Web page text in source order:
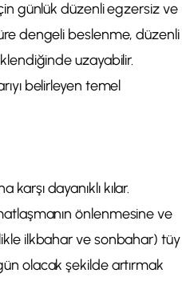
günlük düzenli egzersiz ve
dengeli beslenme, düzenli
uzayabilir.
belirleyen temel
dayanıklı kılar.
önlenmesine ve
ilkbahar ve sonbahar) tüy
olacak şekilde artırmak